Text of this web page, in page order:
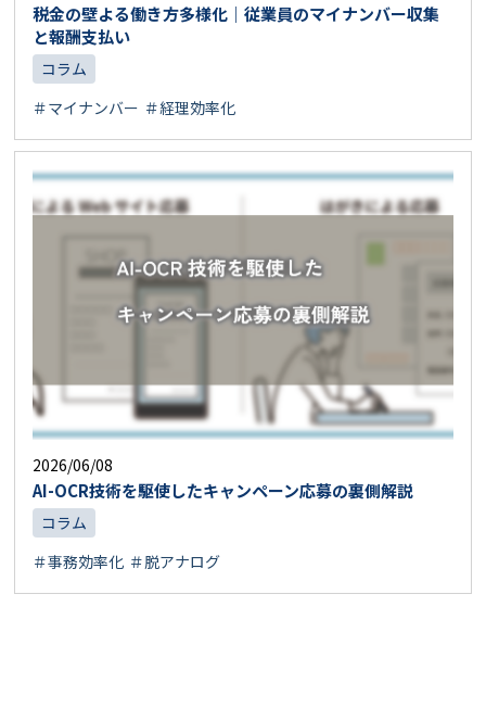
税金の壁よる働き方多様化｜従業員のマイナンバー収集
と報酬支払い
コラム
＃マイナンバー ＃経理効率化
2026/06/08
AI-OCR技術を駆使したキャンペーン応募の裏側解説
コラム
＃事務効率化 ＃脱アナログ